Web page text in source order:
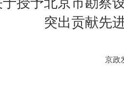
突出贡献先
京政